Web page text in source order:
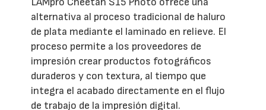
alternativa al proceso tradicional de haluro
de plata mediante el laminado en relieve. El
proceso permite a los proveedores de
impresión crear productos fotográficos
duraderos y con textura, al tiempo que
integra el acabado directamente en el flujo
de trabajo de la impresión digital.